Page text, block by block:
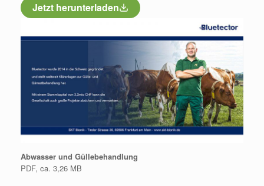
Jetzt herunterladen
Abwasser und Güllebehandlung
PDF, ca. 3,26 MB